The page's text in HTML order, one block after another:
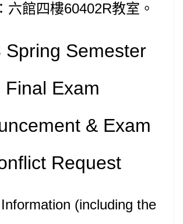
六館四樓60402R教室。
Spring Semester
Final Exam
& Exam
Request
(including the